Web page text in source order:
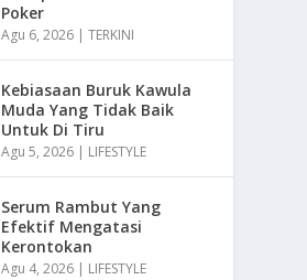
Poker
Agu 6, 2026 |TERKINI
Kebiasaan Buruk Kawula
Muda Yang Tidak Baik
Untuk Di Tiru
Agu 5, 2026 | LIFESTYLE
Serum Rambut Yang
Efektif Mengatasi
Kerontokan
Agu 4, 2026 | LIFESTYLE